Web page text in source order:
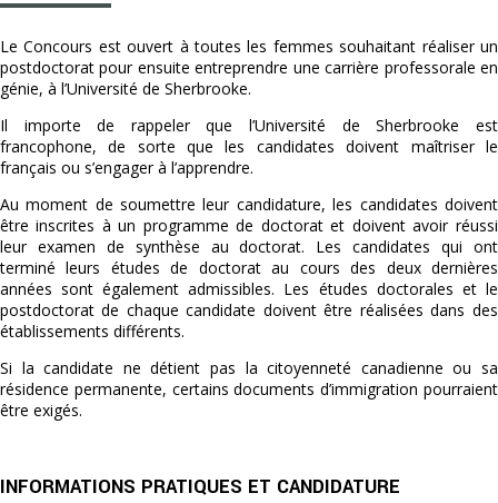
Le Concours est ouvert à toutes les femmes souhaitant réaliser un
postdoctorat pour ensuite entreprendre une carrière professorale en
génie, à l’Université de Sherbrooke.
Il importe de rappeler que l’Université de Sherbrooke est
francophone, de sorte que les candidates doivent maîtriser le
français ou s’engager à l’apprendre.
Au moment de soumettre leur candidature, les candidates doivent
être inscrites à un programme de doctorat et doivent avoir réussi
leur examen de synthèse au doctorat. Les candidates qui ont
terminé leurs études de doctorat au cours des deux dernières
années sont également admissibles. Les études doctorales et le
postdoctorat de chaque candidate doivent être réalisées dans des
établissements différents.
Si la candidate ne détient pas la citoyenneté canadienne ou sa
résidence permanente, certains documents d’immigration pourraient
être exigés.
INFORMATIONS PRATIQUES ET CANDIDATURE